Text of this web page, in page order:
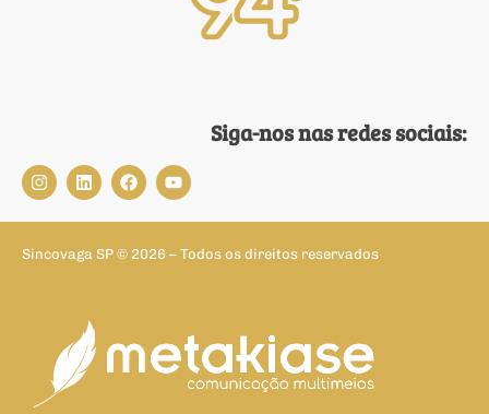
Siga-nos nas redes sociais:
Sincovaga SP © 2026 – Todos os direitos reservados